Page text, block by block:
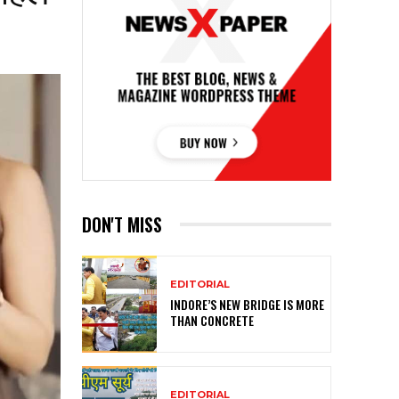
DON'T MISS
EDITORIAL
INDORE’S NEW BRIDGE IS MORE
THAN CONCRETE
EDITORIAL